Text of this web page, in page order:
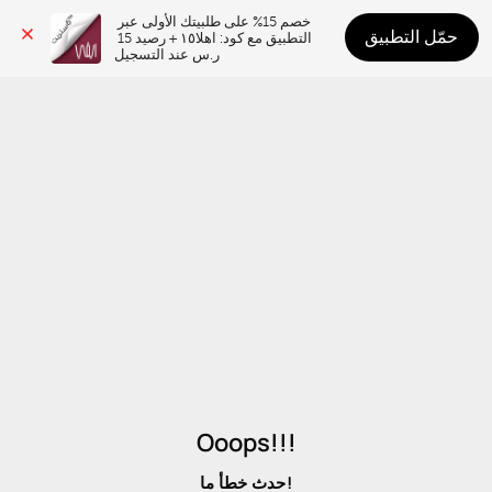
ر.س عند التسجيل
حمّل التطبيق
Ooops!!!
حدث خطأ ما!